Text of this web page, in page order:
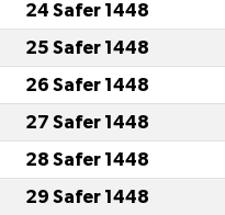
24 Safer 1448
25 Safer 1448
26 Safer 1448
27 Safer 1448
28 Safer 1448
29 Safer 1448